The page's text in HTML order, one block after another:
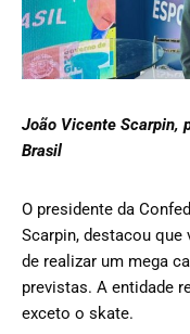
João Vicente Scarpin,
Brasil
O presidente da
Scarpin, destacou
de realizar um mega
previstas. A entidade
exceto o skate.